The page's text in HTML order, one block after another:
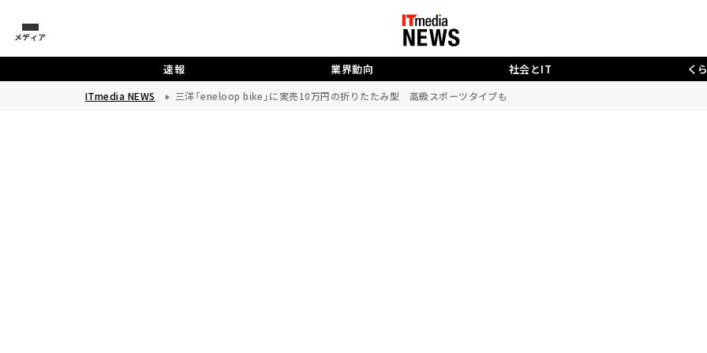
メディア
速報 業界動向 社会とIT く
ITmedia NEWS 三洋「eneloop bike」に実売10万円の折りたたみ型 高級スポーツタイプも